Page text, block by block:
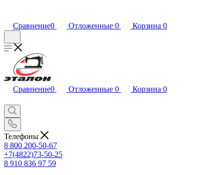
Сравнение0 Отложенные 0 Корзина 0
Сравнение0 Отложенные 0 Корзина 0
Телефоны
8 800 200-50-67
+7(4822)73-50-25
8 910 836 97 59